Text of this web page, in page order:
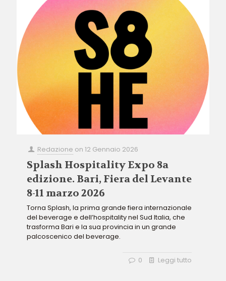
Redazione on12 Gennaio 2026
Splash Hospitality Expo 8a
edizione. Bari, Fiera del Levante
8-11 marzo 2026
Torna Splash, la prima grande fiera internazionale
del beverage e dell’hospitality nel Sud Italia, che
trasforma Bari e la sua provincia in un grande
palcoscenico del beverage.
0 Leggi tutto